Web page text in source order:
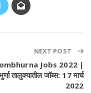
NEXT POST
Jobs 2022 |
तालुक्यातील जॉब्स: 17 मार्च
2022